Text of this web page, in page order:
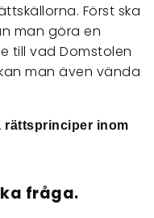
Först ska
man göra en
till vad Domstolen
man även vända
rättsprinciper inom
fråga.